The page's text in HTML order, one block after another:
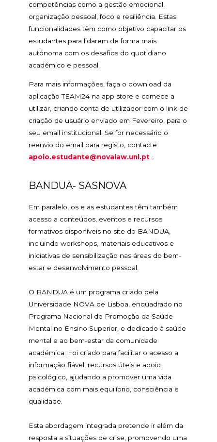
competências como a gestão emocional,
organização pessoal, foco e resiliência. Estas
funcionalidades têm como objetivo capacitar os
estudantes para lidarem de forma mais
autónoma com os desafios do quotidiano
académico e pessoal.
Para mais informações, faça o download da
aplicação TEAM24 na app store e comece a
utilizar, criando conta de utilizador com o link de
criação de usuário enviado em Fevereiro, para o
seu email institucional. Se for necessário o
reenvio do email para registo, contacte
apoio.estudante@novalaw.unl.pt
BANDUA- SASNOVA
Em paralelo, os e as estudantes têm também
acesso a conteúdos, eventos e recursos
formativos disponíveis no site do BANDUA,
incluindo workshops, materiais educativos e
iniciativas de sensibilização nas áreas do bem-
estar e desenvolvimento pessoal.
O BANDUA é um programa criado pela
Universidade NOVA de Lisboa, enquadrado no
Programa Nacional de Promoção da Saúde
Mental no Ensino Superior, e dedicado à saúde
mental e ao bem-estar da comunidade
académica. Foi criado para facilitar o acesso a
informação fiável, recursos úteis e apoio
psicológico, ajudando a promover uma vida
académica com mais equilíbrio, consciência e
qualidade.
Esta abordagem integrada pretende ir além da
resposta a situações de crise, promovendo uma